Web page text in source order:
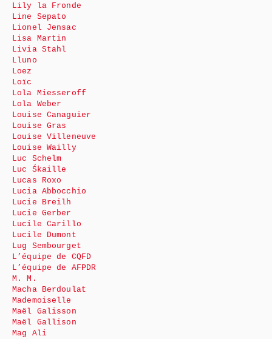
Lily la Fronde
Line Sepato
Lionel Jensac
Lisa Martin
Livia Stahl
Lluno
Loez
Loïc
Lola Miesseroff
Lola Weber
Louise Canaguier
Louise Gras
Louise Villeneuve
Louise Wailly
Luc Schelm
Luc Śkaille
Lucas Roxo
Lucia Abbocchio
Lucie Breilh
Lucie Gerber
Lucile Carillo
Lucile Dumont
Lug Sembourget
L’équipe de CQFD
L’équipe de AFPDR
M. M.
Macha Berdoulat
Mademoiselle
Maël Galisson
Maël Gallison
Mag Ali